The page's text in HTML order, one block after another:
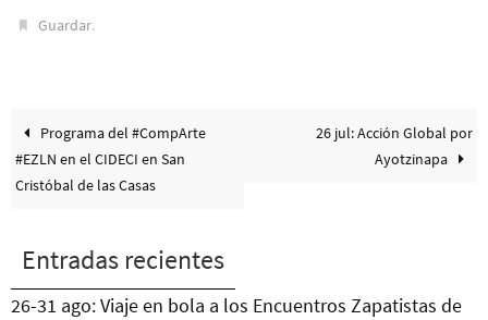
Guardar.
Programa del #CompArte
#EZLN en el CIDECI en San
Cristóbal de las Casas
26 jul: Acción Global por
Ayotzinapa
Entradas recientes
26-31 ago: Viaje en bola a los Encuentros Zapatistas de